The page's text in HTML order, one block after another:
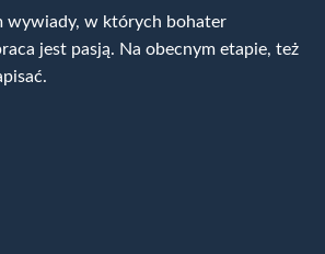
wywiady, w których bohater
jest pasją. Na obecnym etapie, też